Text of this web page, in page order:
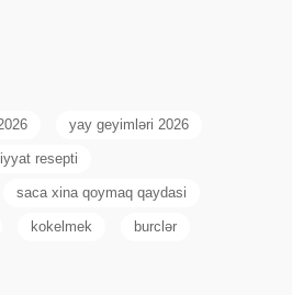
yay geyimləri 2026
resepti
saca xina qoymaq qaydasi
kokelmek burclər